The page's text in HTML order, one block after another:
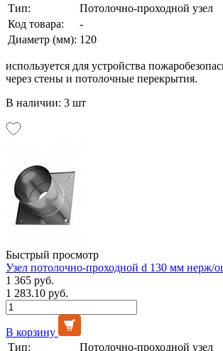
Тип:
Потолочно-проходной узел
Код товара:
-
Диаметр (мм): 120
используется для устройства
через стены и потолочные перекрытия.
В наличии: 3 шт
Быстрый просмотр
Узел потолочно-проходной d 130 мм нерж/
1 365 руб.
1 283.10 руб.
В корзину
Тип:
Потолочно-проходной узел